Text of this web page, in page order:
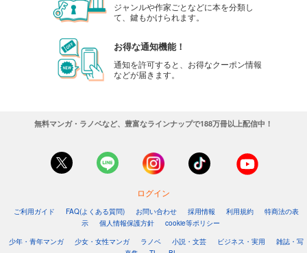
ジャンルや作家ごとなどに本を分類し
て、鍵もかけられます。
お得な通知機能！
通知を許可すると、お得なクーポン情報
などが届きます。
無料マンガ・ラノベなど、豊富なラインナップで188万冊以上配信中！
ログイン
ご利用ガイド FAQ(よくある質問) お問い合わせ 採用情報 利用規約
特商法の表
示
個人情報保護方針
cookie等ポリシー
少年・青年マンガ
少女・女性マンガ ラノベ 小説・文芸 ビジネス・実用
雑誌・写